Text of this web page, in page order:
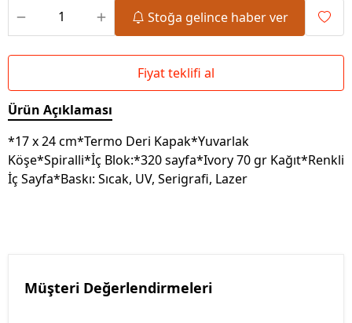
Stoğa gelince haber ver
Fiyat teklifi al
Ürün Açıklaması
*17 x 24 cm*Termo Deri Kapak*Yuvarlak
Köşe*Spiralli*İç Blok:*320 sayfa*Ivory 70 gr Kağıt*Renkli
İç Sayfa*Baskı: Sıcak, UV, Serigrafi, Lazer
Müşteri Değerlendirmeleri